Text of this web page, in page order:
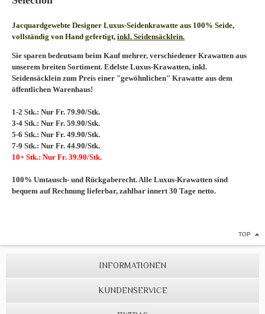
Jacquardgewebte Designer Luxus-Seidenkrawatte aus 100% Seide,
vollständig von Hand gefertigt, inkl. Seidensäcklein.
Sie sparen bedeutsam beim Kauf mehrer, verschiedener Krawatten aus
unserem breiten Sortiment. Edelste Luxus-Krawatten, inkl.
Seidensäcklein zum Preis einer "gewöhnlichen" Krawatte aus dem
öffentlichen Warenhaus!
1-2 Stk.: Nur Fr. 79.90/Stk.
3-4 Stk.: Nur Fr. 59.90/Stk.
5-6 Stk.: Nur Fr. 49.90/Stk.
7-9 Stk.: Nur Fr. 44.90/Stk.
10+ Stk.: Nur Fr. 39.90/Stk.
100% Umtausch- und Rückgaberecht. Alle Luxus-Krawatten sind
bequem auf Rechnung lieferbar, zahlbar innert 30 Tage netto.
TOP
INFORMATIONEN
KUNDENSERVICE